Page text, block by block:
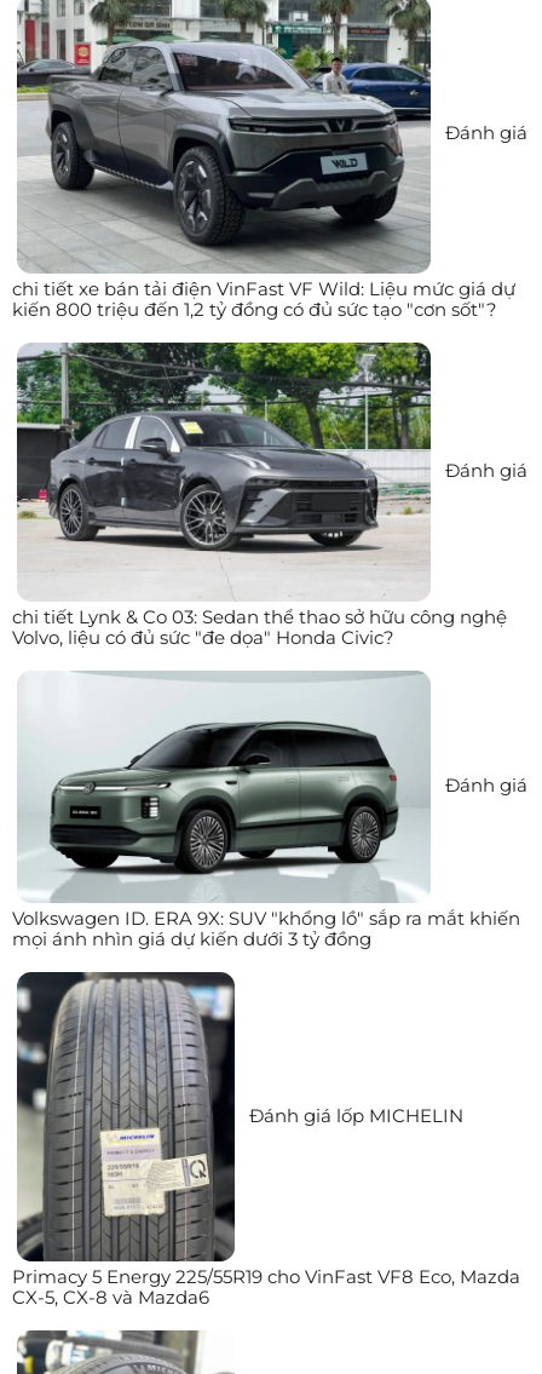
Đánh giá
chi tiết xe bán tải điện VinFast VF Wild: Liệu mức giá dự
kiến 800 triệu đến 1,2 tỷ đồng có đủ sức tạo "cơn sốt"?
Đánh giá
chi tiết Lynk & Co 03: Sedan thể thao sở hữu công nghệ
Volvo, liệu có đủ sức "đe dọa" Honda Civic?
Đánh giá
Volkswagen ID. ERA 9X: SUV "khổng lồ" sắp ra mắt khiến
mọi ánh nhìn giá dự kiến dưới 3 tỷ đồng
Đánh giá lốp MICHELIN
Primacy 5 Energy 225/55R19 cho VinFast VF8 Eco, Mazda
CX-5, CX-8 và Mazda6